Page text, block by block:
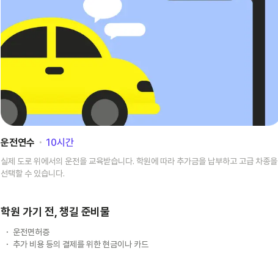
운전연수 ･ 10시간
실제 도로 위에서의 운전을 교육받습니다. 학원에 따라 추가금을 납부하고 고급 차종을
선택할 수 있습니다.
학원 가기 전, 챙길 준비물
운전면허증
추가 비용 등의 결제를 위한 현금이나 카드